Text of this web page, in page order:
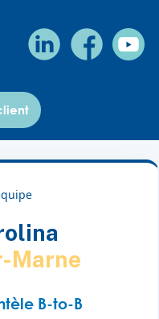
Marne
B-to-B